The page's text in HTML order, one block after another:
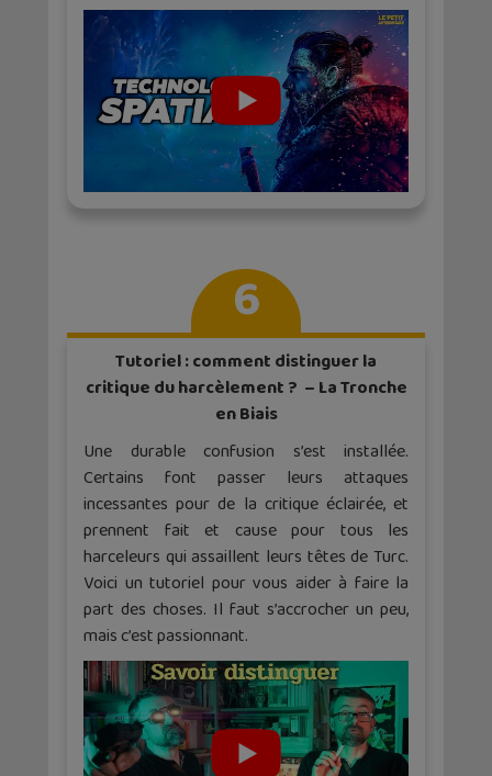
6
Tutoriel : comment distinguer la
critique du harcèlement ? – La Tronche
en Biais
Une durable confusion s’est installée.
Certains font passer leurs attaques
incessantes pour de la critique éclairée, et
prennent fait et cause pour tous les
harceleurs qui assaillent leurs têtes de Turc.
Voici un tutoriel pour vous aider à faire la
part des choses. Il faut s’accrocher un peu,
mais c’est passionnant.